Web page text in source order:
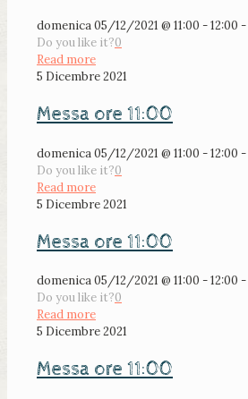
domenica 05/12/2021 @ 11:00 - 12:00 -
Do you like it?0
Read more
5 Dicembre 2021
Messa ore 11:00
domenica 05/12/2021 @ 11:00 - 12:00 -
Do you like it?0
Read more
5 Dicembre 2021
Messa ore 11:00
domenica 05/12/2021 @ 11:00 - 12:00 -
Do you like it?0
Read more
5 Dicembre 2021
Messa ore 11:00